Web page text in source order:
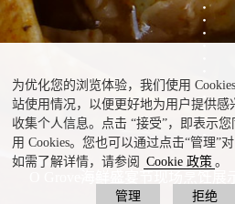
为优化您的浏览体验，我们使用
站使用情况，以便更好地为用户提供感
收集个人信息。点击 “接受”，即表示
用 Cookies。您也可以通过点击“管理”
如需了解详情，请参阅
Cookie 政策 。
管理 拒绝
Grove